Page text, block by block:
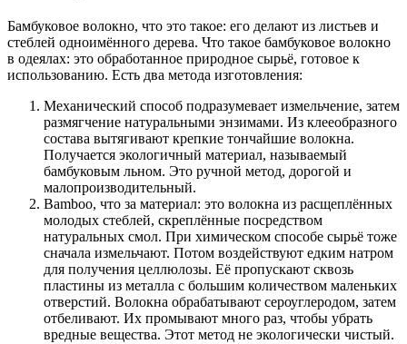
Бамбуковое волокно, что это такое: его делают из листьев и
стеблей одноимённого дерева. Что такое бамбуковое волокно
в одеялах: это обработанное природное сырьё, готовое к
использованию. Есть два метода изготовления:
Механический способ подразумевает измельчение, затем
размягчение натуральными энзимами. Из клееобразного
состава вытягивают крепкие тончайшие волокна.
Получается экологичный материал, называемый
бамбуковым льном. Это ручной метод, дорогой и
малопроизводительный.
Bamboo, что за материал: это волокна из расщеплённых
молодых стеблей, скреплённые посредством
натуральных смол. При химическом способе сырьё тоже
сначала измельчают. Потом воздействуют едким натром
для получения целлюлозы. Её пропускают сквозь
пластины из металла с большим количеством маленьких
отверстий. Волокна обрабатывают сероуглеродом, затем
отбеливают. Их промывают много раз, чтобы убрать
вредные вещества. Этот метод не экологически чистый.